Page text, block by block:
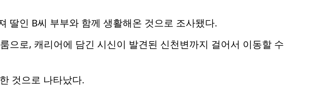
딸인 B씨 부부와 함께 생활해온 것으로 조사됐다.
으로, 캐리어에 담긴 시신이 발견된 신천변까지 걸어서 이동할 수
것으로 나타났다.